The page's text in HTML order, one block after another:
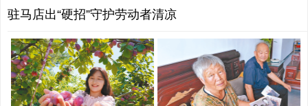
驻马店出“硬招”守护劳动者清凉